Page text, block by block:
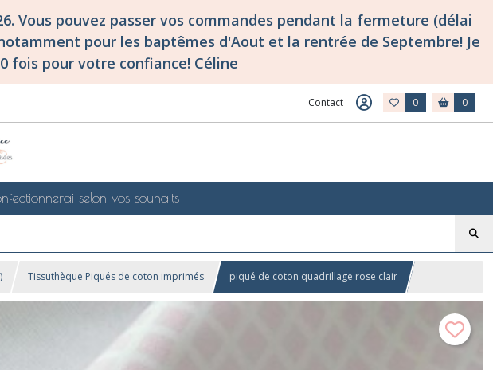
Vous pouvez passer vos commandes pendant la fermeture (délai
pour les baptêmes d'Aout et la rentrée de Septembre! Je
fois pour votre confiance! Céline
Contact 0 0
selon vos souhaits
Tissuthèque Piqués de coton imprimés piqué de coton quadrillage rose clair